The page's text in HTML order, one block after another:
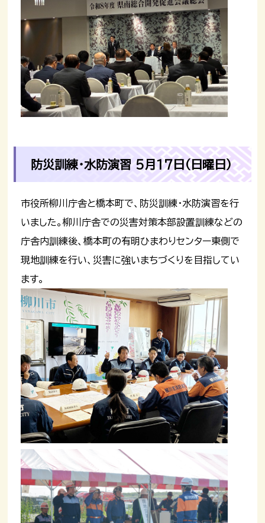
防災訓練・水防演習 5月17日（日曜日）
市役所柳川庁舎と橋本町で、防災訓練・水防演習を行
いました。柳川庁舎での災害対策本部設置訓練などの
庁舎内訓練後、橋本町の有明ひまわりセンター東側で
現地訓練を行い、災害に強いまちづくりを目指してい
ます。